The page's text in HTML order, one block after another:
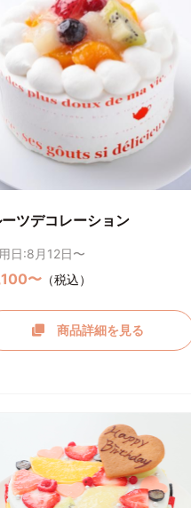
ツデコレーション
日:8月12日〜
〜（税込）
商品詳細を見る